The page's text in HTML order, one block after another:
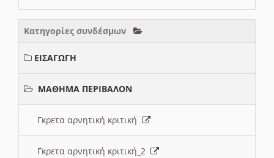
Κατηγορίες συνδέσμων
ΕΙΣΑΓΩΓΗ
ΜΑΘΗΜΑ ΠΕΡΙΒΑΛΟΝ
Γκρετα αρνητική κριτική
Γκρετα αρνητική κριτική_2